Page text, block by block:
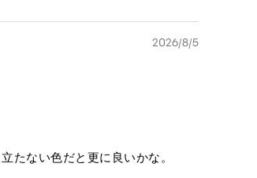
2026/8/5
たない色だと更に良いかな。